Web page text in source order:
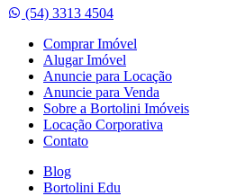
Whatsapp
(54) 3313 4504
Comprar Imóvel
Alugar Imóvel
Anuncie para Locação
Anuncie para Venda
Sobre a Bortolini Imóveis
Locação Corporativa
Contato
Blog
Bortolini Edu